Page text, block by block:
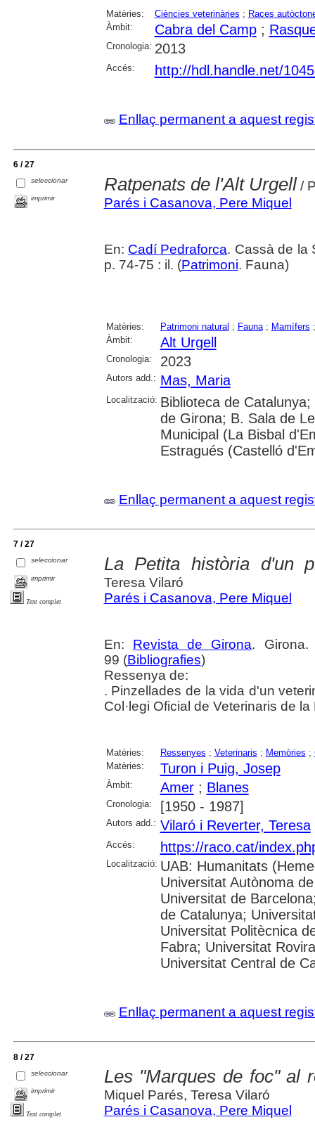
Matèries: Ciències veterinàries ; Races
Àmbit:
Cabra del Camp;
Cronologia: 2013
Accés: http://hdl.handle.net/
Enllaç permanent a aquest
6 / 27
seleccionar
imprimir
Ratpenats de l'Alt Urgell/
Parés i Casanova, Pere Miquel
En: Cadí Pedraforca. Cassà de la
p. 74-75 : il. (Patrimoni. Fauna)
Matèries: Patrimoni natural ; Fauna; Mamífers
Àmbit:
Alt Urgell
Cronologia: 2023
Autors add.: Mas, Maria
Localització: Biblioteca de
de Girona; B. Sala de
Municipal (La Bisbal
Estragués (Castelló
Enllaç permanent a aquest
7 / 27
seleccionar
imprimir
Text complet
La Petita història d'un
Teresa Vilaró
Parés i Casanova, Pere Miquel
En: Revista de Girona.
99 (Bibliografies)
Ressenya de:
. Pinzellades de la vida d'un
Col·legi Oficial de Veterinaris de
Matèries: Ressenyes ; Veterinaris ; Memòries ;
Matèries:
Turon i Puig, Josep
Àmbit: Amer; Blanes
Cronologia: [1950 - 1987]
Autors add.: Vilaró i Reverter, Teresa
Accés: https://raco.cat/
Localització: UAB: Humanitats
Universitat Autònoma
Universitat de
de Catalunya;
Universitat Politècnica
Fabra; Universitat
Universitat Central de
Enllaç permanent a aquest
8 / 27
seleccionar
imprimir
Text complet
Les "Marques de foc" al
Miquel Parés, Teresa Vilaró
Parés i Casanova, Pere Miquel